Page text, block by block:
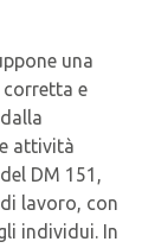
una
corretta e
attività
DM 151,
lavoro, con
individui. In